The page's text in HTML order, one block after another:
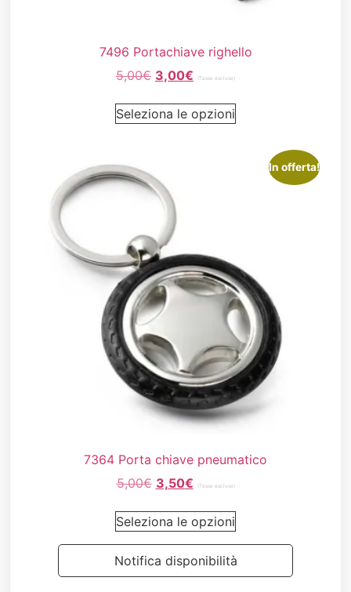
7496 Portachiave righello
5,00€ 3,00€ (Tasse escluse)
Seleziona le opzioni
In offerta!
7364 Porta chiave pneumatico
5,00€ 3,50€ (Tasse escluse)
Seleziona le opzioni
Notifica disponibilità